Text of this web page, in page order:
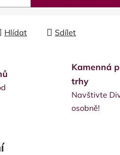
Hlídat Sdílet
Kamenná
trhy
Navštivte
osobně!